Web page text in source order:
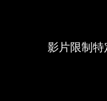
影片限制